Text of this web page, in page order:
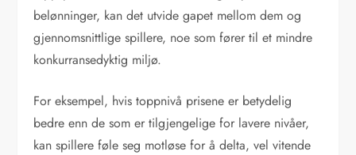
belønninger, kan det utvide gapet mellom dem og
gjennomsnittlige spillere, noe som fører til et mindre
konkurransedyktig miljø.
For eksempel, hvis toppnivå prisene er betydelig
bedre enn de som er tilgjengelige for lavere nivåer,
kan spillere føle seg motløse for å delta, vel vitende